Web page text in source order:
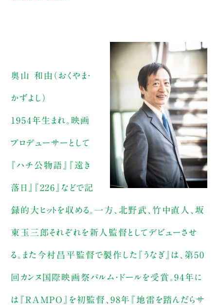
奥山 和由（おくやま・
かずよし）
1954年生まれ。映画
プロデューサーとして
『ハチ公物語』『遠き
落日』『226』などで記
録的大ヒットを収める。一方、北野武、竹中直人、坂
東玉三郎それぞれを新人監督としてデビューさせ
る。また今村昌平監督で製作した『うなぎ』は、第50
回カンヌ国際映画祭パルム・ドールを受賞。94年に
は『RAMPO』を初監督、98年『地雷を踏んだらサ